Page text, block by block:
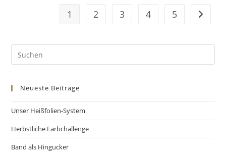
1 2 3 4 5
Neueste Beiträge
Unser Heißfolien-System
Herbstliche Farbchallenge
Band als Hingucker